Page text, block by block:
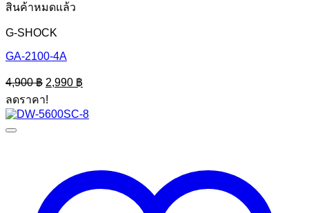
สินค้าหมดแล้ว
G-SHOCK
GA-2100-4A
4,900฿ Original
price
was:
4,900 ฿.
2,990 ฿
price
2,990 ฿.
ลดราคา!